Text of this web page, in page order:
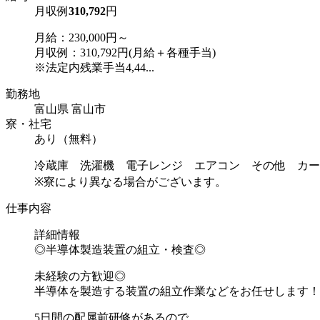
月収例 310,792円
月給：230,000円～
月収例：310,792円(月給＋各種手当)
※法定内残業手当4,44...
勤務地
富山県 富山市
寮・社宅
あり（無料）
冷蔵庫 洗濯機 電子レンジ エアコン その他 カー
※寮により異なる場合がございます。
仕事内容
詳細情報
◎半導体製造装置の組立・検査◎
未経験の方歓迎◎
半導体を製造する装置の組立作業などをお任せします！
5日間の配属前研修があるので、